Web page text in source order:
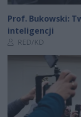
Prof. Bukowski:
inteligencji
Autor artykułu:
RED/KD